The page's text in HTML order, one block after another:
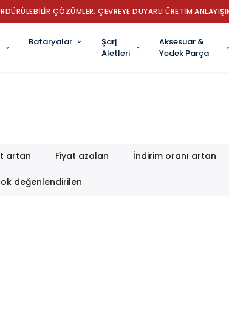
ÇÖZÜMLER: ÇEVREYE DUYARLI ÜRETİM
Bataryalar
Şarj
Aletleri
Aksesuar &
Yedek Parça
artan Fiyat azalan İndirim oranı artan
değenlendirilen